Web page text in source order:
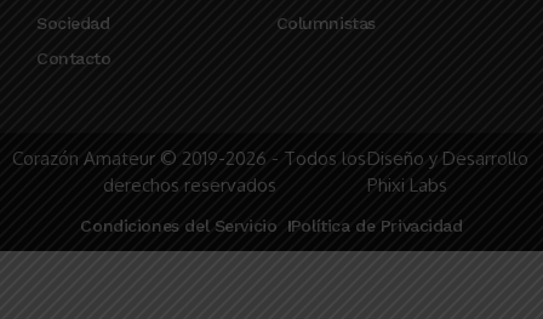
Sociedad
Columnistas
Contacto
Corazón Amateur © 2019-2026 - Todos los
derechos reservados
Diseño y Desarrollo
Phixi Labs
Condiciones del Servicio Política de Privacidad